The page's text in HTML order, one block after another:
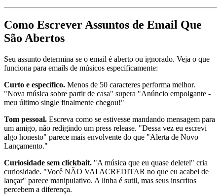
Como Escrever Assuntos de Email Que
São Abertos
Seu assunto determina se o email é aberto ou ignorado. Veja o que
funciona para emails de músicos especificamente:
Curto e específico. Menos de 50 caracteres performa melhor.
"Nova música sobre partir de casa" supera "Anúncio empolgante -
meu último single finalmente chegou!"
Tom pessoal. Escreva como se estivesse mandando mensagem para
um amigo, não redigindo um press release. "Dessa vez eu escrevi
algo honesto" parece mais envolvente do que "Alerta de Novo
Lançamento."
Curiosidade sem clickbait. "A música que eu quase deletei" cria
curiosidade. "Você NÃO VAI ACREDITAR no que eu acabei de
lançar" parece manipulativo. A linha é sutil, mas seus inscritos
percebem a diferença.